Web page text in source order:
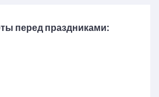
перед праздниками: